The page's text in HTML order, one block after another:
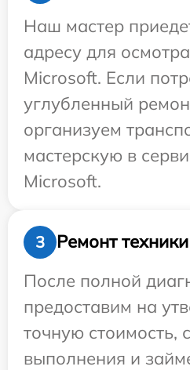
Наш мастер
адресу для
Microsoft. Если
углубленный
организуем
мастерскую в
Microsoft.
3
Ремонт техники
После полной
предоставим на
точную стоимость,
выполнения и